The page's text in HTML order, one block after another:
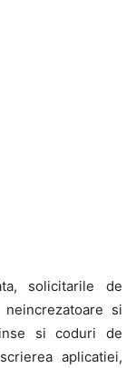
solicitarile de
si
si coduri de
aplicatiei,